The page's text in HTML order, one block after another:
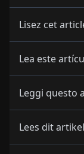
Lisez cet
Lea este
Leggi questo
Lees dit